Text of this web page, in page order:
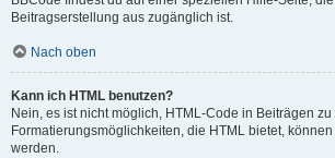
Beitragserstellung aus zugänglich ist.
Nach oben
Kann ich HTML benutzen?
Nein, es ist nicht möglich, HTML-Code in Beiträgen
Formatierungsmöglichkeiten, die HTML bietet,
werden.